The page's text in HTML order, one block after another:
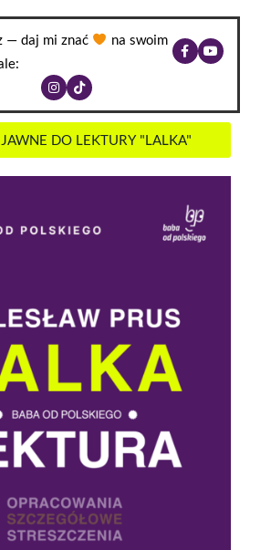
— daj mi znać
na swoim
DO LEKTURY "LALKA"